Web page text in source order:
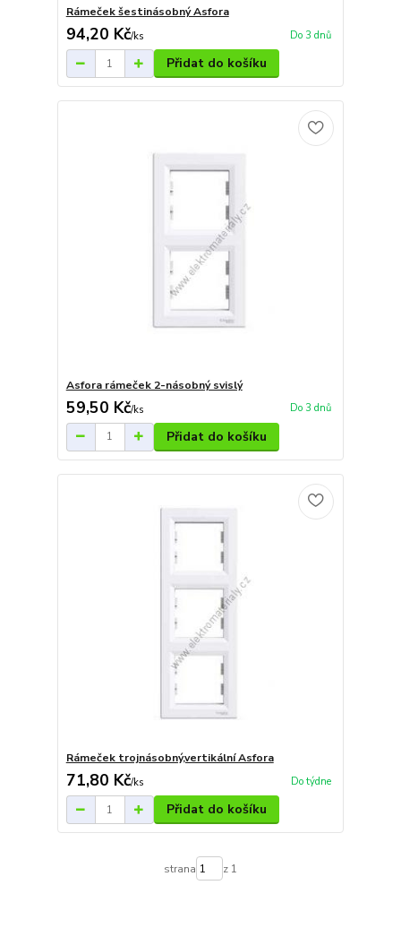
Rámeček šestinásobný Asfora
94,20 Kč/ks Do 3 dnů
Přidat do košíku
Asfora rámeček 2-násobný svislý
59,50 Kč/ks Do 3 dnů
Přidat do košíku
Rámeček trojnásobný,vertikální Asfora
71,80 Kč/ks Do týdne
Přidat do košíku
strana z 1